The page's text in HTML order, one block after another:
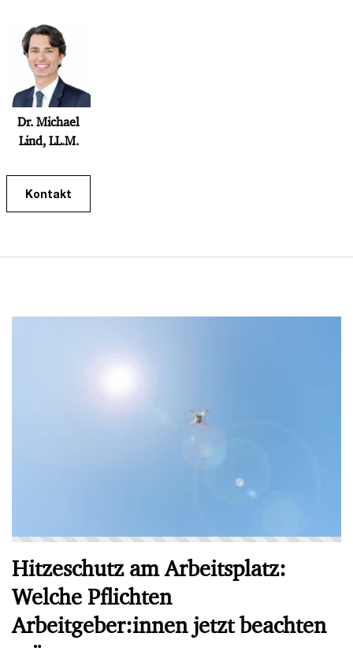
Dr. Michael
Lind, LL.M.
Kontakt
Hitzeschutz am Arbeitsplatz:
Welche Pflichten
Arbeitgeber:innen jetzt beachten